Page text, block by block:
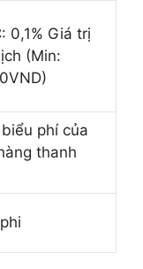
0,1% Giá trị
(Min:
phí của
thanh